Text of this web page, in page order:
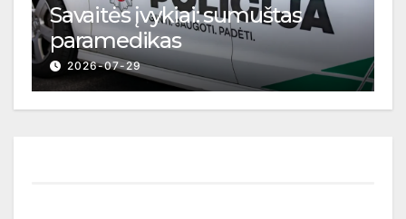
Savaitės įvykiai: sumuštas
paramedikas
2026-07-29